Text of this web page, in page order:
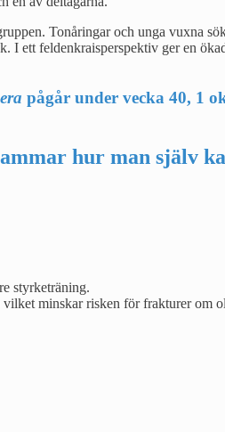
Tonåringar och unga vuxna
ett feldenkraisperspektiv ger en
pågår under vecka 40, 1
hur man själv
styrketräning.
minskar risken för frakturer om